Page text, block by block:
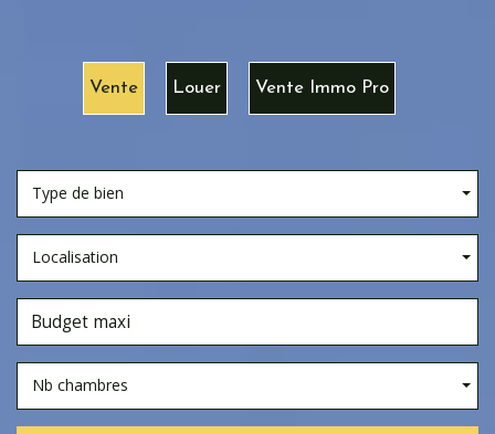
Vente Louer Vente Immo Pro
Type de bien
Localisation
Nb chambres